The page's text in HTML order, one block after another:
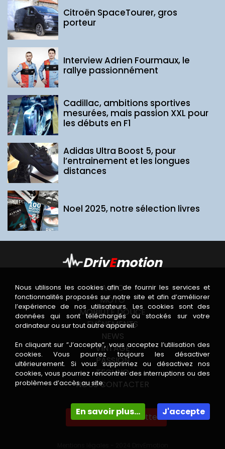
Citroën SpaceTourer, gros
porteur
Interview Adrien Fourmaux, le
rallye passionnément
Cadillac, ambitions sportives
mesurées, mais passion XXL pour
les débuts en F1
Adidas Ultra Boost 5, pour
l’entrainement et les longues
distances
Noel 2025, notre sélection livres
Nous utilisons les cookies afin de fournir les services et
fonctionnalités proposés sur notre site et afin d’améliorer
l’expérience de nos utilisateurs. Les cookies sont des
données qui sont téléchargés ou stockés sur votre
ordinateur ou sur tout autre appareil.
En cliquant sur ”J’accepte”, vous acceptez l’utilisation des
cookies. Vous pourrez toujours les désactiver
ultérieurement. Si vous supprimez ou désactivez nos
cookies, vous pourriez rencontrer des interruptions ou des
problèmes d’accès au site.
En savoir plus... J'accepte
DrivEmotion
AUTO
MOTO
MOBILITÉ DOUCE
EVÈNEMENTS
NEWS
VINTAGE
PASSION
TECHNO
NOUS CONTACTER
Recevoir la newsletter